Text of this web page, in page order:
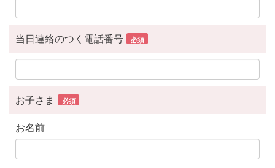
当日連絡のつく電話番号 必須
お子さま 必須
お名前